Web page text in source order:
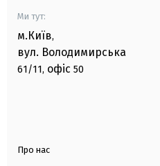
Ми тут:
м.Київ,
вул. Володимирська
61/11, офіс 50
Про нас